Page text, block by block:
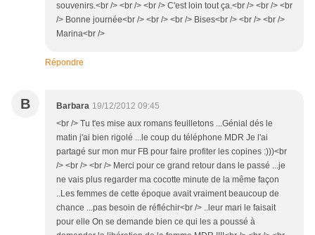
souvenirs.<br /> <br /> <br /> C'est loin tout ça.<br /> <br /> <br
/> Bonne journée<br /> <br /> <br /> Bises<br /> <br /> <br />
Marina<br />
Répondre
B Barbara 19/12/2012 09:45
<br /> Tu t'es mise aux romans feuilletons ...Génial dés le
matin j'ai bien rigolé ...le coup du téléphone MDR Je l'ai
partagé sur mon mur FB pour faire profiter les copines :)))<br
/> <br /> <br /> Merci pour ce grand retour dans le passé ...je
ne vais plus regarder ma cocotte minute de la même façon
..Les femmes de cette époque avait vraiment beaucoup de
chance ...pas besoin de réfléchir<br /> ..leur mari le faisait
pour elle On se demande bien ce qui les a poussé à